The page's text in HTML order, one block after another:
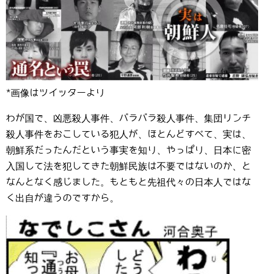
*画像はツイッターより
わが国で、凶悪殺人事件、バラバラ殺人事件、集団リンチ
殺人事件をおこしている犯人が、ほとんどすべて、実は、
朝鮮系だったんだという事実を知り、やっぱり、日本に密
入国して法を犯してきた朝鮮民族は不要ではないのか、と
なんとなく感じました。もともと先祖代々の日本人ではな
く出自が違うのですから。